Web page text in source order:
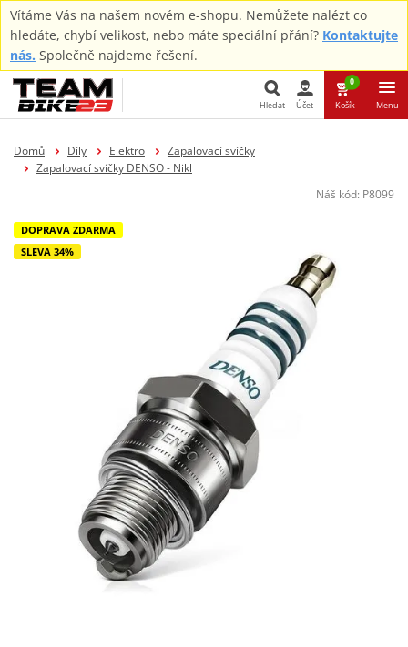
Vítáme Vás na našem novém e-shopu. Nemůžete nalézt co
hledáte, chybí velikost, nebo máte speciální přání? Kontaktujte
nás. Společně najdeme řešení.
Hledat Účet
0
Košík Menu
Domů Díly Elektro
Zapalovací svíčky
Zapalovací svíčky DENSO - Nikl
Náš kód: P8099
DOPRAVA ZDARMA
SLEVA 34%